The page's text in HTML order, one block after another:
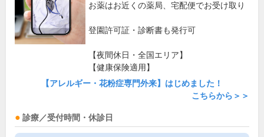
お薬はお近くの薬局、宅配便でお受け取り
登園許可証・診断書も発行可
【夜間休日・全国エリア】
【健康保険適用】
【アレルギー・花粉症専門外来】はじめました！
こちらから＞＞
診療／受付時間・休診日